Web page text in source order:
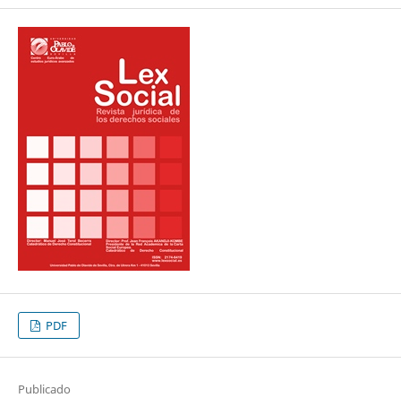
PDF
Publicado